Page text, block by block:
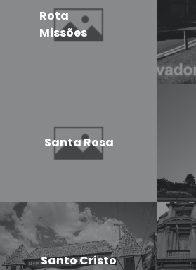
Rota
Missões
Santa Rosa
Santo Cristo